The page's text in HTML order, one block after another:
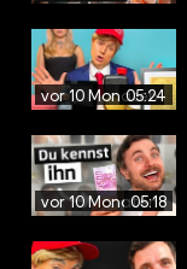
vor 10 Monaten
05:24
vor 10 Monaten
05:18